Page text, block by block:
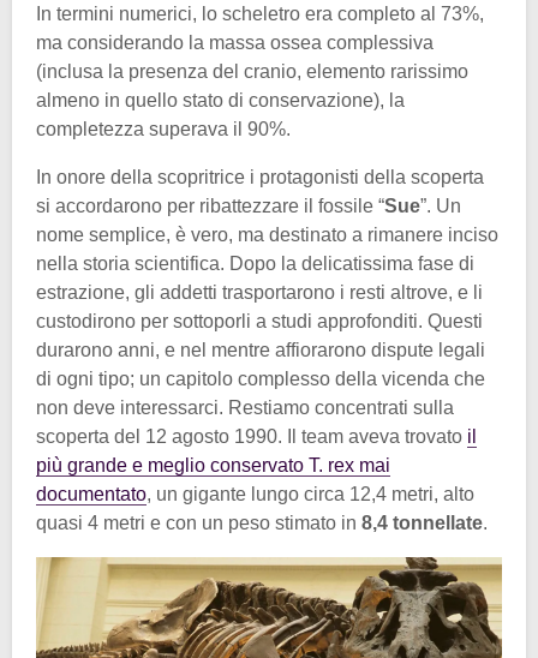
In termini numerici, lo scheletro era completo al 73%,
ma considerando la massa ossea complessiva
(inclusa la presenza del cranio, elemento rarissimo
almeno in quello stato di conservazione), la
completezza superava il 90%.
In onore della scopritrice i protagonisti della scoperta
si accordarono per ribattezzare il fossile “Sue”. Un
nome semplice, è vero, ma destinato a rimanere inciso
nella storia scientifica. Dopo la delicatissima fase di
estrazione, gli addetti trasportarono i resti altrove, e li
custodirono per sottoporli a studi approfonditi. Questi
durarono anni, e nel mentre affiorarono dispute legali
di ogni tipo; un capitolo complesso della vicenda che
non deve interessarci. Restiamo concentrati sulla
scoperta del 12 agosto 1990. Il team aveva trovato il
più grande e meglio conservato T. rex mai
documentato, un gigante lungo circa 12,4 metri, alto
quasi 4 metri e con un peso stimato in 8,4 tonnellate.